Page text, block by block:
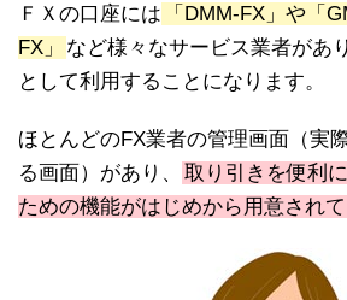
ＦＸの口座には
「DMM-FX」や「
FX」
など様々なサービス業者があ
として利用することになります。
ほとんどのFX業者の管理画面（実
る画面）があり、
取り引きを便利
ための機能がはじめから用意されて